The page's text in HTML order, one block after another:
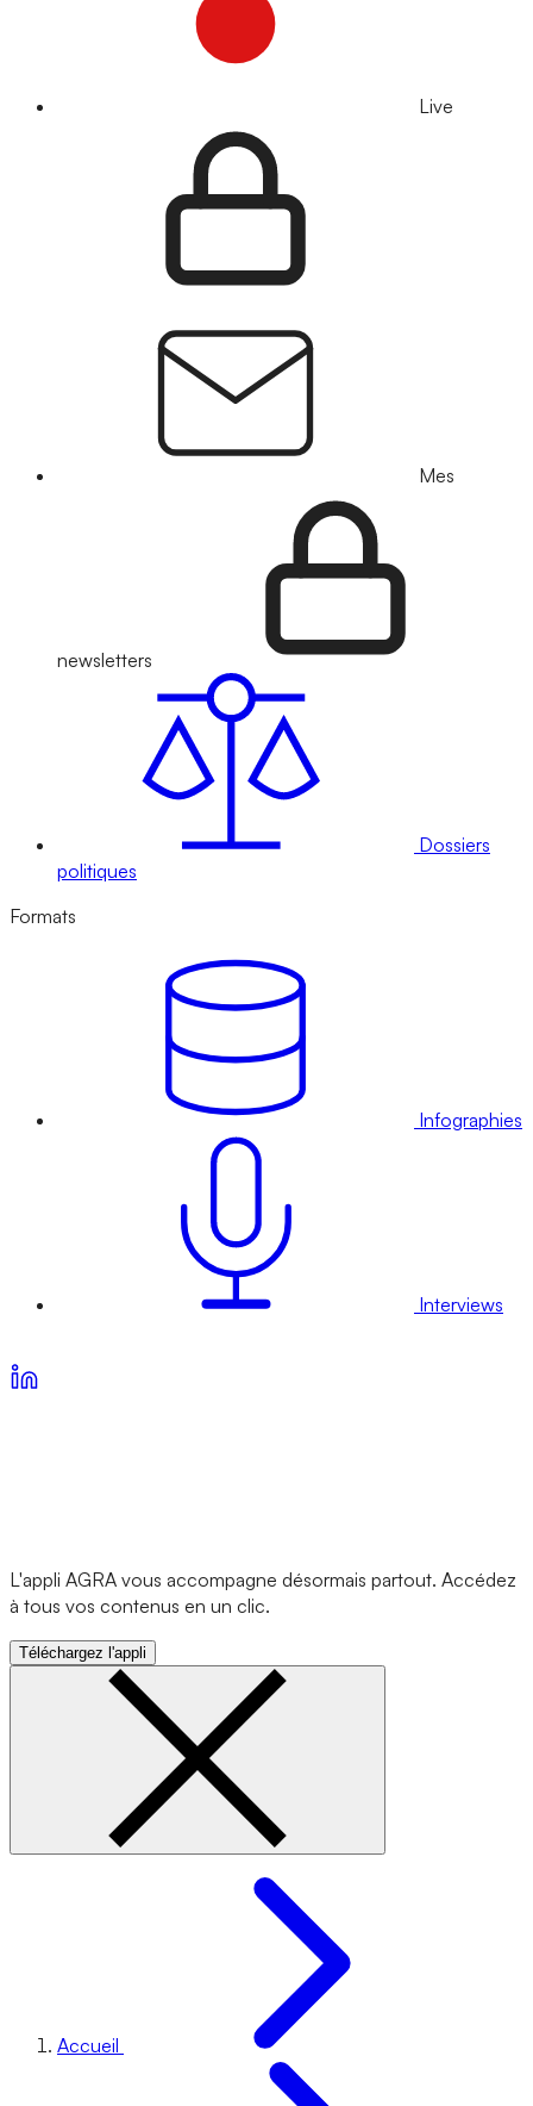
Live
Mes
newsletters
Dossiers
politiques
Formats
Infographies
Interviews
L'appli AGRA vous accompagne désormais partout. Accédez
à tous vos contenus en un clic.
Téléchargez l'appli
Accueil